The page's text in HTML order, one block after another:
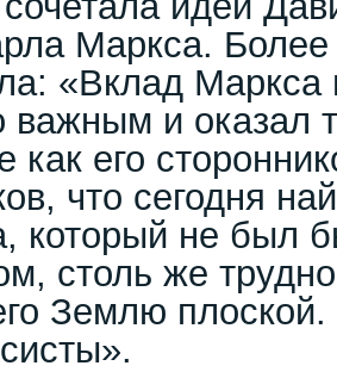
Маркса. Более
«Вклад Маркса
важным и оказал
его
что сегодня
который не был
столь же
Землю